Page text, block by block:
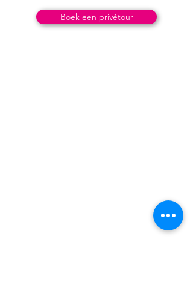
Boek een privétour